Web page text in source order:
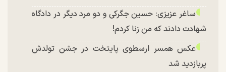
ساغر عزیزی: حسین جگرکی و دو مرد دیگر در دادگاه
شهادت دادند که من زنا کردم!
عکس همسر ارسطوی پایتخت در جشن تولدش
پربازدید شد